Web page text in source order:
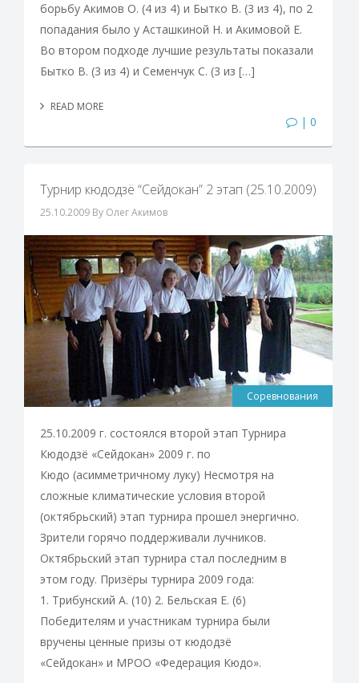
борьбу Акимов О. (4 из 4) и Бытко В. (3 из 4), по 2
попадания было у Асташкиной Н. и Акимовой Е.
Во втором подходе лучшие результаты показали
Бытко В. (3 из 4) и Семенчук С. (3 из […]
READ MORE
| 0
Турнир кюдодзё “Сейдокан” 2 этап (25.10.2009)
25.10.2009 By Олег Акимов
Соревнования
25.10.2009 г. состоялся второй этап Турнира
Кюдодзё «Сейдокан» 2009 г. по
Кюдо (асимметричному луку) Несмотря на
сложные климатические условия второй
(октябрьский) этап турнира прошел энергично.
Зрители горячо поддерживали лучников.
Октябрьский этап турнира стал последним в
этом году. Призёры турнира 2009 года:
1. Трибунский А. (10) 2. Бельская Е. (6)
Победителям и участникам турнира были
вручены ценные призы от кюдодзё
«Сейдокан» и МРОО «Федерация Кюдо».